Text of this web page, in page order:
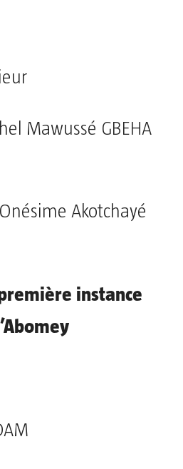
Mawussé GBEHA
Akotchayé
instance